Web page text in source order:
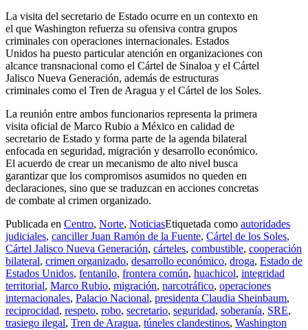
La visita del secretario de Estado ocurre en un contexto en
el que Washington refuerza su ofensiva contra grupos
criminales con operaciones internacionales. Estados
Unidos ha puesto particular atención en organizaciones con
alcance transnacional como el Cártel de Sinaloa y el Cártel
Jalisco Nueva Generación, además de estructuras
criminales como el Tren de Aragua y el Cártel de los Soles.
La reunión entre ambos funcionarios representa la primera
visita oficial de Marco Rubio a México en calidad de
secretario de Estado y forma parte de la agenda bilateral
enfocada en seguridad, migración y desarrollo económico.
El acuerdo de crear un mecanismo de alto nivel busca
garantizar que los compromisos asumidos no queden en
declaraciones, sino que se traduzcan en acciones concretas
de combate al crimen organizado.
Publicada en Centro, Norte, NoticiasEtiquetada como autoridades
judiciales, canciller Juan Ramón de la Fuente, Cártel de los Soles,
Cártel Jalisco Nueva Generación, cárteles, combustible, cooperación
bilateral, crimen organizado, desarrollo económico, droga, Estado de
Estados Unidos, fentanilo, frontera común, huachicol, integridad
territorial, Marco Rubio, migración, narcotráfico, operaciones
internacionales, Palacio Nacional, presidenta Claudia Sheinbaum,
reciprocidad, respeto, robo, secretario, seguridad, soberanía, SRE,
trasiego ilegal, Tren de Aragua, túneles clandestinos, Washington